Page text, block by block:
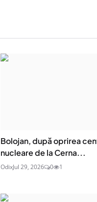
Bolojan, după oprirea
nucleare de la Cerna...
OdixJul 29, 2026 0 1